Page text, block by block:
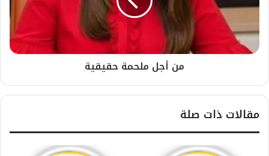
من أجل ملحمة حقيقية
مقالات ذات صلة